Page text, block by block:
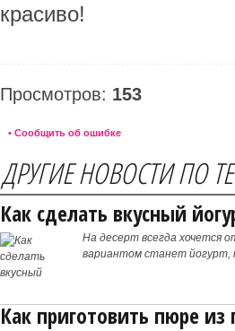
красиво!
Просмотров: 153
• Сообщить об ошибке
ДРУГИЕ НОВОСТИ ПО
Как сделать вкусный
На десерт всегда хочется
вариантом станет йогурт,
Как приготовить пюре из